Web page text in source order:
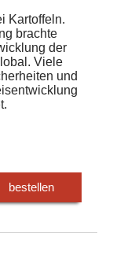
Kartoffeln.
brachte
der
Viele
und
bestellen